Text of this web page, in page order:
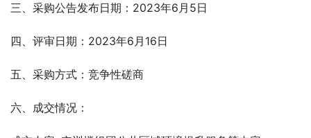
三、采购公告发布日期：2023年6月5日
四、评审日期：2023年6月16日
五、采购方式：竞争性磋商
六、成交情况：